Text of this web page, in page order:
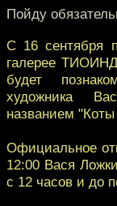
Пойду
С 16 сентября
галерее
будет
художника
названием "Коты
Официальное
12:00 Вася
с 12 часов и до